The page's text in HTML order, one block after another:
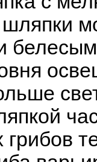
грибов